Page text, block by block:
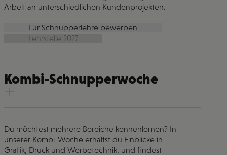
Arbeit an unterschiedlichen Kundenprojekten.
Für Schnupperlehre bewerben
Lehrstelle 2027
Kombi-Schnupperwoche
Du möchtest mehrere Bereiche kennenlernen? In
unserer Kombi-Woche erhältst du Einblicke in
Grafik, Druck und Werbetechnik, und findest